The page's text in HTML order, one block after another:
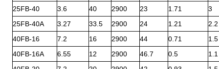
25FB-40
3.6 40 2900 23 1.71
3
25FB-40A
3.27 33.5 2900 24 1.21
2.2
40FB-16
7.2 16 2900 44 0.71
1.5
40FB-16A
6.55 12 2900 46.7 0.5
1.1